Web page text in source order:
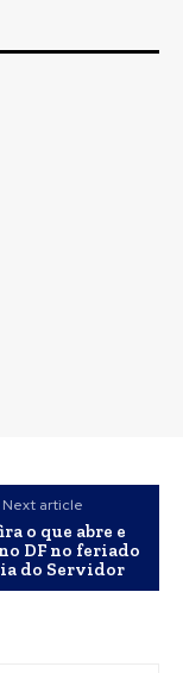
Next article
o que abre e
DF no feriado
do Servidor